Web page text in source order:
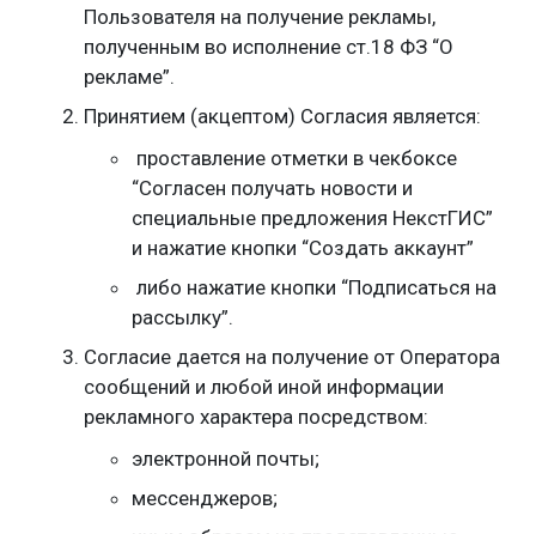
Пользователя на получение рекламы,
полученным во исполнение ст.18 ФЗ “О
рекламе”.
Принятием (акцептом) Согласия является:
проставление отметки в чекбоксе
“Согласен получать новости и
специальные предложения НекстГИС”
и нажатие кнопки “Создать аккаунт”
либо нажатие кнопки “Подписаться на
рассылку”.
Согласие дается на получение от Оператора
сообщений и любой иной информации
рекламного характера посредством:
электронной почты;
мессенджеров;